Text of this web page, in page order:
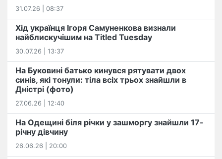
31.07.26 | 08:37
Хід українця Ігоря Самуненкова визнали
найблискучішим на Titled Tuesday
30.07.26 | 13:37
На Буковині батько кинувся рятувати двох
синів, які тонули: тіла всіх трьох знайшли в
Дністрі (фото)
27.06.26 | 12:40
На Одещині біля річки у зашморгу знайшли 17-
річну дівчину
26.06.26 | 20:00